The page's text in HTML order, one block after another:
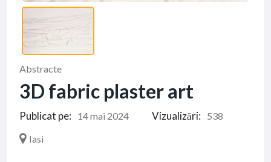
Abstracte
3D fabric plaster art
Publicat pe: 14 mai 2024 Vizualizări:
538
Iasi